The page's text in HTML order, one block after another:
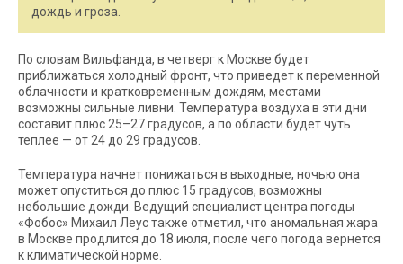
дождь и гроза.
По словам Вильфанда, в четверг к Москве будет
приближаться холодный фронт, что приведет к переменной
облачности и кратковременным дождям, местами
возможны сильные ливни. Температура воздуха в эти дни
составит плюс 25–27 градусов, а по области будет чуть
теплее — от 24 до 29 градусов.
Температура начнет понижаться в выходные, ночью она
может опуститься до плюс 15 градусов, возможны
небольшие дожди. Ведущий специалист центра погоды
«Фобос» Михаил Леус также отметил, что аномальная жара
в Москве продлится до 18 июля, после чего погода вернется
к климатической норме.